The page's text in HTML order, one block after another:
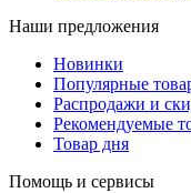
Наши предложения
Новинки
Популярные
Распродажи и
Рекомендуемые
Товар дня
Помощь и сервисы